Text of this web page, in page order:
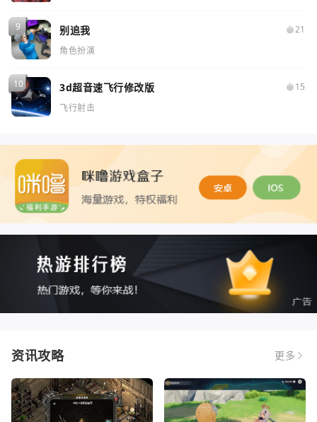
别追我
21
角色扮演
3d超音速飞行修改版
15
飞行射击
资讯攻略 更多